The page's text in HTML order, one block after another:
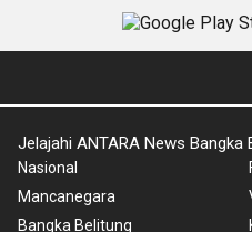
Jelajahi ANTARA News Bangka
Nasional
Mancanegara
Bangka Belitung